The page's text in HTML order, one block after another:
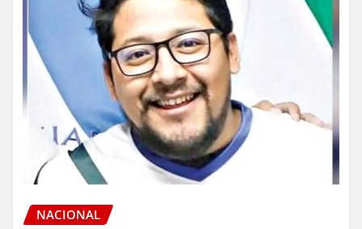
NACIONAL